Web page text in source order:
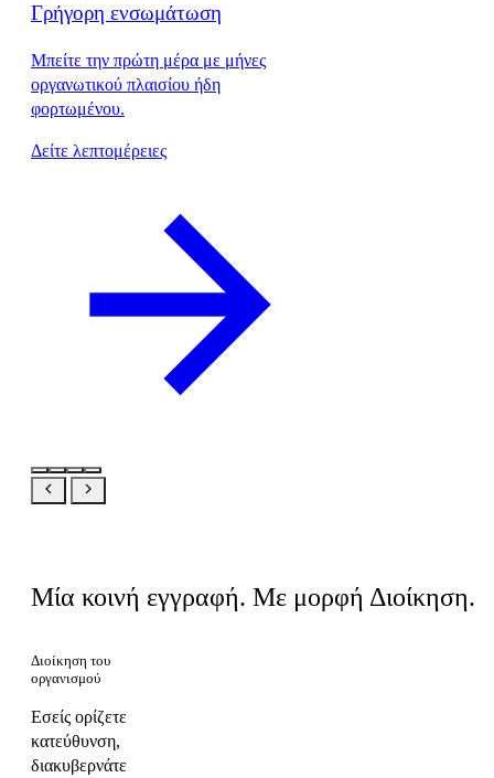
Γρήγορη ενσωμάτωση
Μπείτε την πρώτη μέρα με μήνες
οργανωτικού πλαισίου ήδη
φορτωμένου.
Δείτε λεπτομέρειες
Μία κοινή εγγραφή. Με μορφή Διοίκηση.
Διοίκηση του
οργανισμού
Εσείς ορίζετε
κατεύθυνση,
διακυβερνάτε